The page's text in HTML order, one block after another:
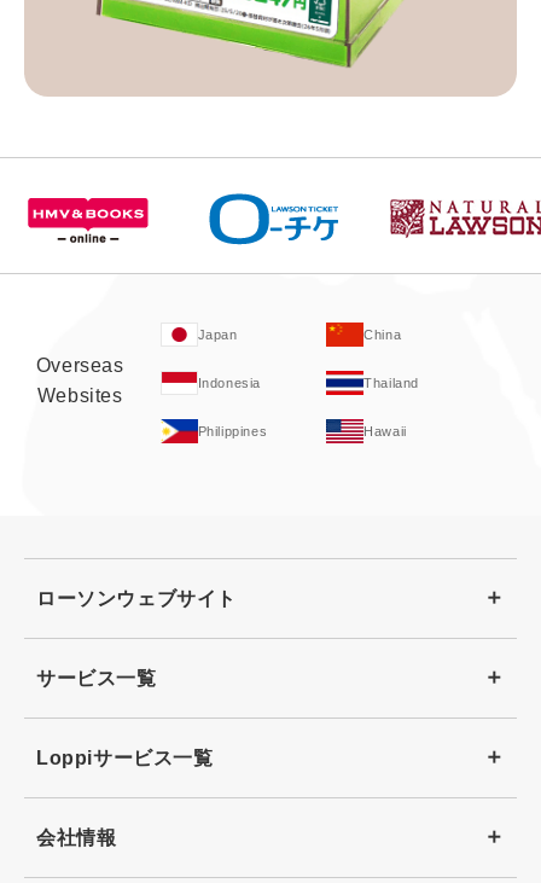
Overseas
Websites
Japan China
Indonesia Thailand
Philippines Hawaii
ローソンウェブサイト
サービス一覧
Loppiサービス一覧
会社情報